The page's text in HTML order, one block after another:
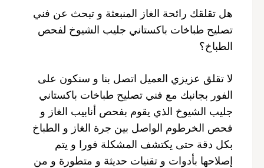
هل تقلقك رائحة الغاز المنبعثة و تبحث عن فني
تصليح طباخات باكستاني جليب الشيوخ لفحص
الطباخ؟
لا تقلق عزيزي العميل اتصل بنا و سنكون على
الفور بجانبك مع فني تصليح طباخات باكستاني
جليب الشيوخ الذي يقوم بفحص أنابيب الغاز و
فحص الخرطوم الواصل بين جرة الغاز و الطباخ
بكل دقة حتى يكتشف المشكلة فورا و يتم
إصلاحها بأدوات و تقنيات حديثة و متطورة و من